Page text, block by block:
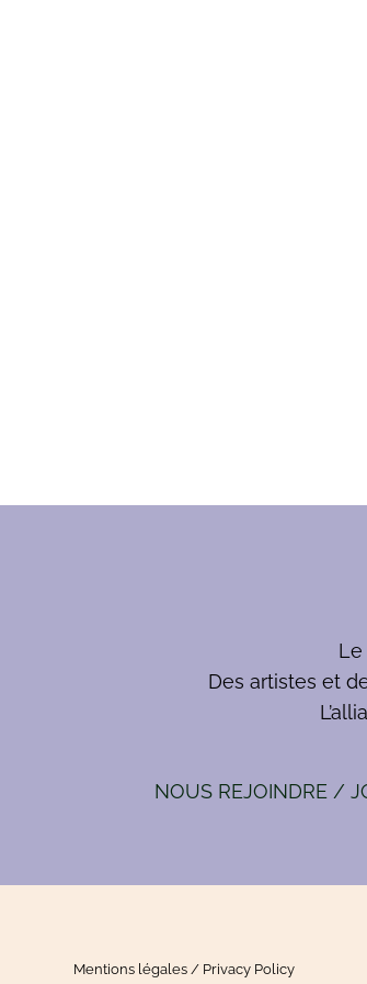
Le
Des artistes et
NOUS REJOINDRE /
Mentions légales / Privacy Policy